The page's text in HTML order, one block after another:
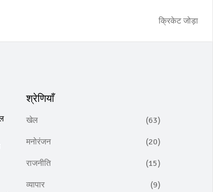
क्रिकेट जोड़ा
श्रेणियाँ
खेल (63)
मनोरंजन (20)
राजनीति (15)
व्यापार (9)